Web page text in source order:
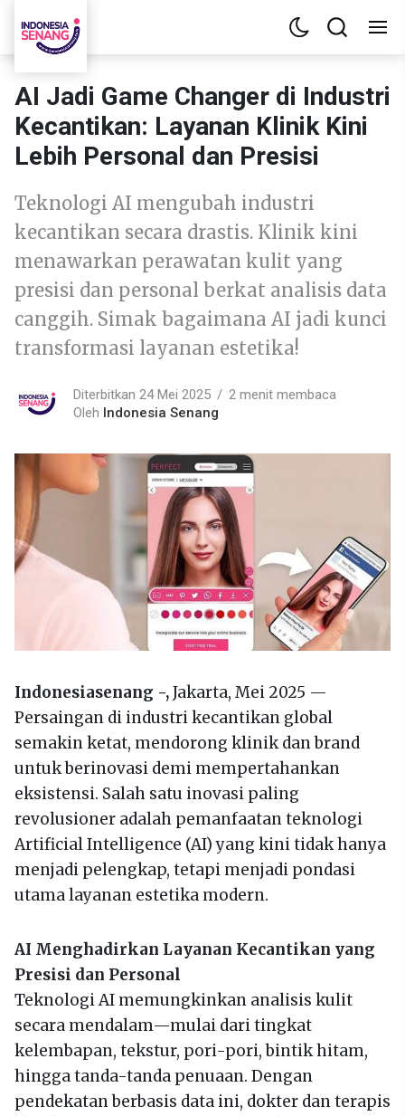
AI Jadi Game Changer di Industri
Kecantikan: Layanan Klinik Kini
Lebih Personal dan Presisi
Teknologi AI mengubah industri
kecantikan secara drastis. Klinik kini
menawarkan perawatan kulit yang
presisi dan personal berkat analisis data
canggih. Simak bagaimana AI jadi kunci
transformasi layanan estetika!
Diterbitkan 24 Mei 2025
2 menit membaca
Oleh Indonesia Senang
Indonesiasenang -,Jakarta, Mei 2025 —
Persaingan di industri kecantikan global
semakin ketat, mendorong klinik dan brand
untuk berinovasi demi mempertahankan
eksistensi. Salah satu inovasi paling
revolusioner adalah pemanfaatan teknologi
Artificial Intelligence (AI) yang kini tidak hanya
menjadi pelengkap, tetapi menjadi pondasi
utama layanan estetika modern.
AI Menghadirkan Layanan Kecantikan yang
Presisi dan Personal
Teknologi AI memungkinkan analisis kulit
secara mendalam—mulai dari tingkat
kelembapan, tekstur, pori-pori, bintik hitam,
hingga tanda-tanda penuaan. Dengan
pendekatan berbasis data ini, dokter dan terapis